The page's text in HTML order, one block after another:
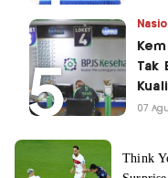
Tak
07